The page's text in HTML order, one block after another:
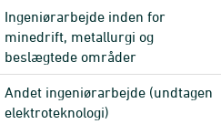
Ingeniørarbejde inden for
minedrift, metallurgi og
beslægtede områder
Andet ingeniørarbejde (undtagen
elektroteknologi)